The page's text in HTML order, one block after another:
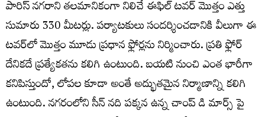
పారిస్ నగరాని తలమానికంగా నిలిచే ఈఫిల్ టవర్ మొత్తం ఎత్తు
సుమారు 330 మీటర్లు. పర్యాటకులు సందర్శించడానికి వీలుగా ఈ
టవర్‌లో మొత్తం మూడు ప్రధాన ఫ్లోర్లను నిర్మించారు. ప్రతి ఫ్లోర్
దేనికదే ప్రత్యేకతను కలిగి ఉంటుంది. బయటి నుంచి ఎంత భారీగా
కనిపిస్తుందో, లోపల కూడా అంతే అద్భుతమైన నిర్మాణాన్ని కలిగి
ఉంటుంది. నగరంలోని సీన్ నది పక్కన ఉన్న చాంప్ డి మార్స్ పై